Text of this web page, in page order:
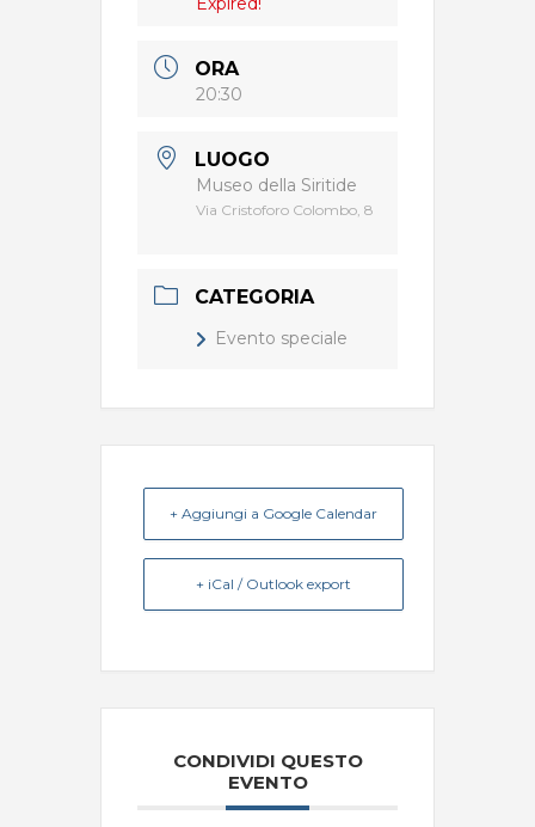
ORA
20:30
LUOGO
Museo della Siritide
Via Cristoforo Colombo, 8
CATEGORIA
Evento speciale
+ Aggiungi a Google Calendar
+ iCal / Outlook export
CONDIVIDI QUESTO
EVENTO